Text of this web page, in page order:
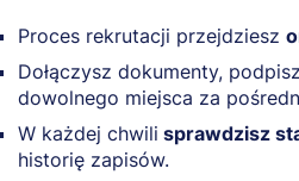
Proces rekrutacji przejdziesz
Dołączysz dokumenty,
dowolnego miejsca za
W każdej chwili sprawdzisz
historię zapisów.